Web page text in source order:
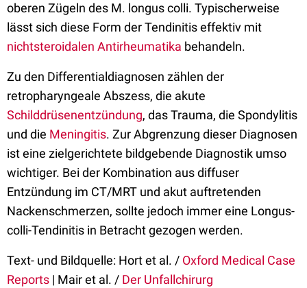
oberen Zügeln des M. longus colli. Typischerweise
lässt sich diese Form der Tendinitis effektiv mit
nichtsteroidalen Antirheumatika behandeln.
Zu den Differentialdiagnosen zählen der
retropharyngeale Abszess, die akute
Schilddrüsenentzündung, das Trauma, die Spondylitis
und die Meningitis. Zur Abgrenzung dieser Diagnosen
ist eine zielgerichtete bildgebende Diagnostik umso
wichtiger. Bei der Kombination aus diffuser
Entzündung im CT/MRT und akut auftretenden
Nackenschmerzen, sollte jedoch immer eine Longus-
colli-Tendinitis in Betracht gezogen werden.
Text- und Bildquelle: Hort et al. / Oxford Medical Case
Reports | Mair et al. / Der Unfallchirurg